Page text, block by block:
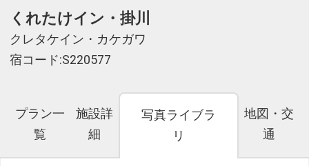
くれたけイン・掛川
クレタケイン・カケガワ
宿コード:S220577
プラン一
覧
施設詳
細
写真ライブラ
リ
地図・交
通